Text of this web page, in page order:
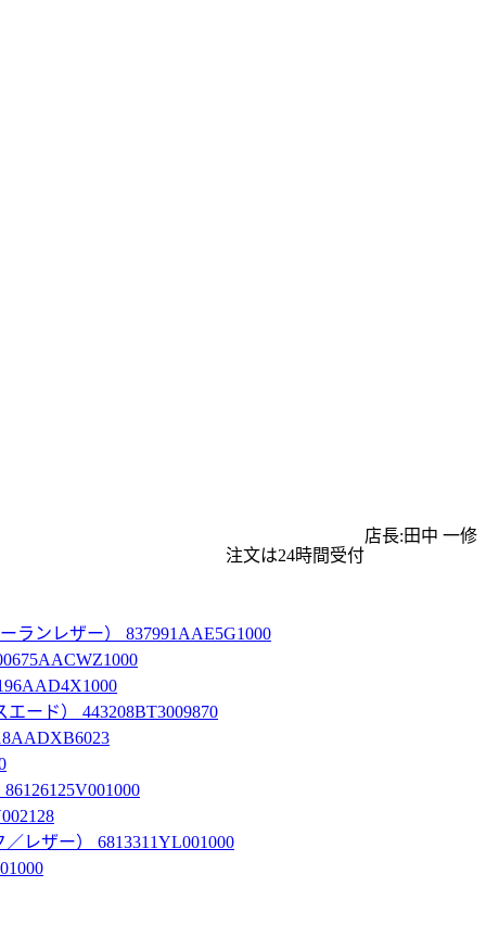
店長:田中 一修
注文は24時間受付
ランレザー） 837991AAE5G1000
ード） 443208BT3009870
レザー） 6813311YL001000